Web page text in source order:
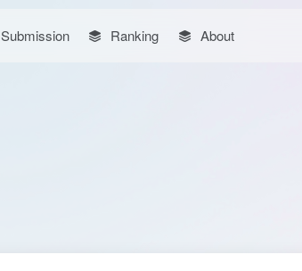
Submission Ranking About